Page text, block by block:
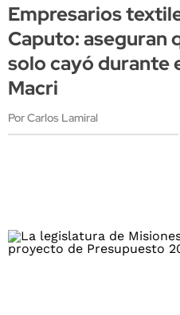
Empresarios
Caputo: aseguran
solo cayó durante
Macri
Por Carlos Lamiral